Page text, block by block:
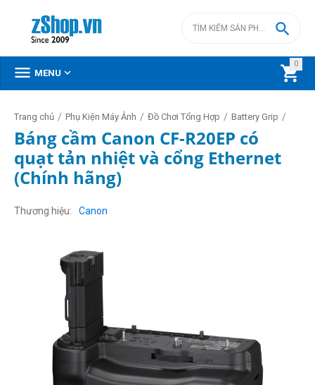
0


 MENU 
Trang chủ / Phụ Kiện Máy Ảnh / Đồ Chơi Tổng Hợp / Battery Grip /
Báng cầm Canon CF-R20EP có
quạt tản nhiệt và cổng Ethernet
(Chính hãng)
Thương hiệu Canon